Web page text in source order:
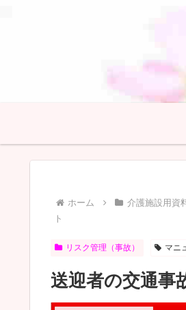
ホーム 介護施設用資
ト
リスク管理（事故） マニ
送迎者の交通事